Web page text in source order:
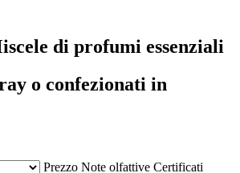
di profumi essenziali
o confezionati in
Prezzo Note olfattive Certificati